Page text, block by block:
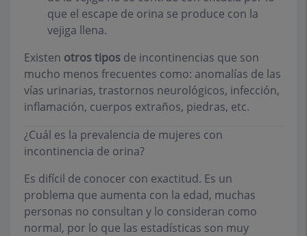
que el escape de orina se produce con la
vejiga llena.
Existen otros tipos de incontinencias que son
mucho menos frecuentes como: anomalías de las
vías urinarias, trastornos neurológicos, infección,
inflamación, cuerpos extraños, piedras, etc.
¿Cuál es la prevalencia de mujeres con
incontinencia de orina?
Es difícil de conocer con exactitud. Es un
problema que aumenta con la edad, muchas
personas no consultan y lo consideran como
normal, por lo que las estadísticas son muy